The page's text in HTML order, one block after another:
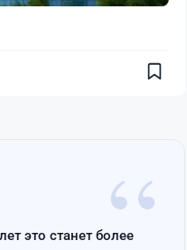
“
это станет более